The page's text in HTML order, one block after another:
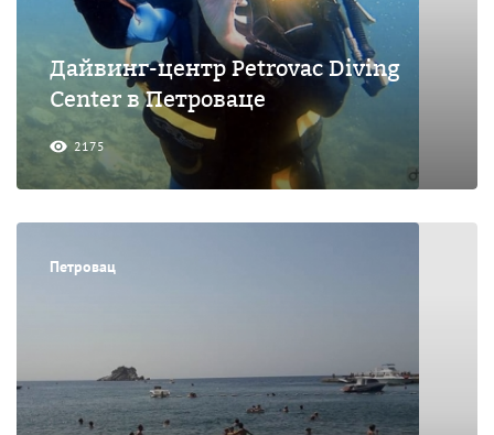
Дайвинг-центр Petrovac Diving
Center в Петроваце
2175
Петровац